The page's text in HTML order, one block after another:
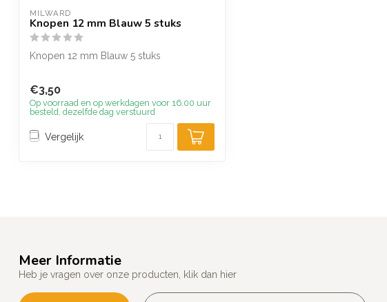
MILWARD
Knopen 12 mm Blauw 5 stuks
Knopen 12 mm Blauw 5 stuks
€3,50
Op voorraad en op werkdagen voor 16.00 uur
besteld, dezelfde dag verstuurd
Vergelijk
Meer Informatie
Heb je vragen over onze producten, klik dan hier